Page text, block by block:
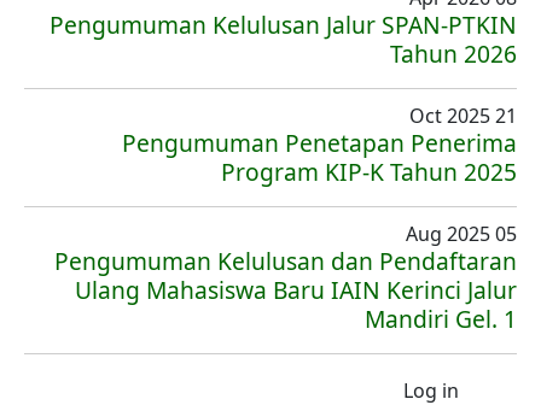
Pengumuman Kelulusan Jalur SPAN-PTKIN
Tahun 2026
21 Oct 2025
Pengumuman Penetapan Penerima
Program KIP-K Tahun 2025
05 Aug 2025
Pengumuman Kelulusan dan Pendaftaran
Ulang Mahasiswa Baru IAIN Kerinci Jalur
Mandiri Gel. 1
User account menu
Log in